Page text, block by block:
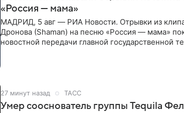
«Россия — мама»
МАДРИД, 5 авг — РИА Новости. Отрывки из
Дронова (Shaman) на песню «Россия — мама»
новостной передачи главной государственной
27 минут назад ТАСС
Умер сооснователь группы Tequila